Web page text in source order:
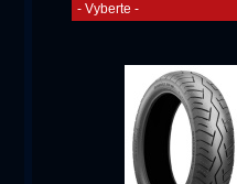
- Vyberte -